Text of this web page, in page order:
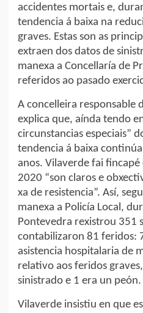
accidentes mortais e,
tendencia á baixa na
graves. Estas son as
extraen dos datos de
manexa a Concellaría de
referidos ao pasado
A concelleira responsable
explica que, aínda tendo
circunstancias especiais”
tendencia á baixa
anos. Vilaverde fai fincapé
2020 “son claros e
xa de resistencia”. Así,
manexa a Policía Local,
Pontevedra rexistrou 351
contabilizaron 81 feridos:
asistencia hospitalaria de
relativo aos feridos
sinistrado e 1 era un peón.
Vilaverde insistiu en que